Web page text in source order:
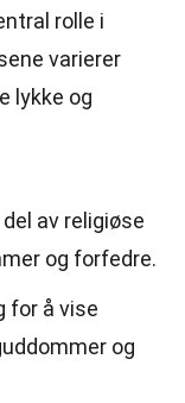
rolle i
varierer
lykke og
av religiøse
og forfedre.
for å vise
og